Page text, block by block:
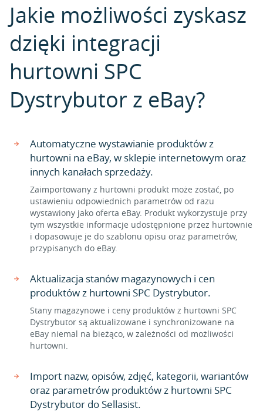
Jakie możliwości zyskasz
dzięki integracji
hurtowni SPC
Dystrybutor z eBay?
Automatyczne wystawianie produktów z
hurtowni na eBay, w sklepie internetowym oraz
innych kanałach sprzedaży.
Zaimportowany z hurtowni produkt może zostać, po
ustawieniu odpowiednich parametrów od razu
wystawiony jako oferta eBay. Produkt wykorzystuje przy
tym wszystkie informacje udostępnione przez hurtownie
i dopasowuje je do szablonu opisu oraz parametrów,
przypisanych do eBay.
Aktualizacja stanów magazynowych i cen
produktów z hurtowni SPC Dystrybutor.
Stany magazynowe i ceny produktów z hurtowni SPC
Dystrybutor są aktualizowane i synchronizowane na
eBay niemal na bieżąco, w zależności od możliwości
hurtowni.
Import nazw, opisów, zdjęć, kategorii, wariantów
oraz parametrów produktów z hurtowni SPC
Dystrybutor do Sellasist.